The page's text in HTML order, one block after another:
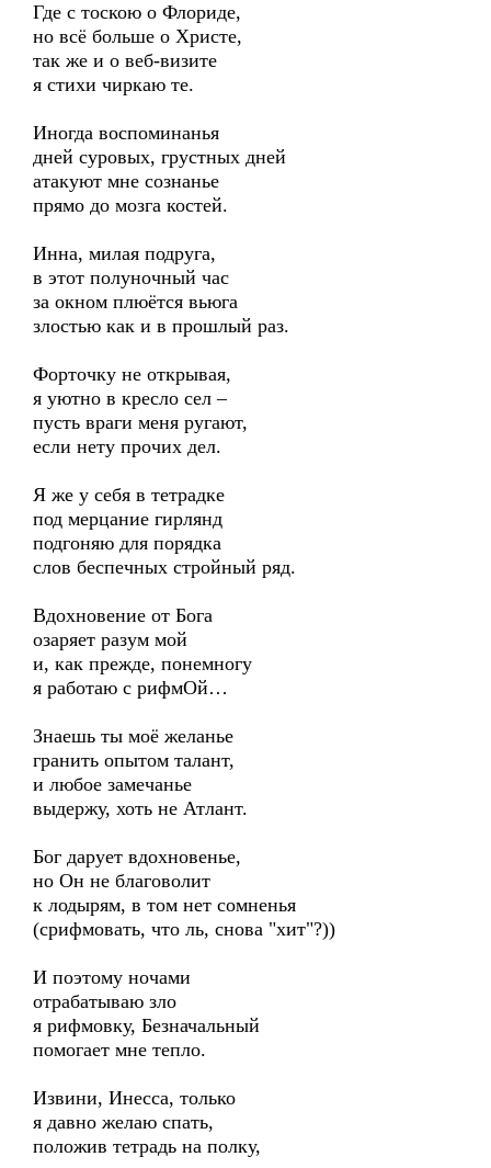
Где с тоскою о Флориде,
но всё больше о Христе,
так же и о веб-визите
я стихи чиркаю те.
Иногда воспоминанья
дней суровых, грустных дней
атакуют мне сознанье
прямо до мозга костей.
Инна, милая подруга,
в этот полуночный час
за окном плюётся вьюга
злостью как и в прошлый раз.
Форточку не открывая,
я уютно в кресло сел –
пусть враги меня ругают,
если нету прочих дел.
Я же у себя в тетрадке
под мерцание гирлянд
подгоняю для порядка
слов беспечных стройный ряд.
Вдохновение от Бога
озаряет разум мой
и, как прежде, понемногу
я работаю с рифмОй…
Знаешь ты моё желанье
гранить опытом талант,
и любое замечанье
выдержу, хоть не Атлант.
Бог дарует вдохновенье,
но Он не благоволит
к лодырям, в том нет сомненья
(срифмовать, что ль, снова "хит"?))
И поэтому ночами
отрабатываю зло
я рифмовку, Безначальный
помогает мне тепло.
Извини, Инесса, только
я давно желаю спать,
положив тетрадь на полку,